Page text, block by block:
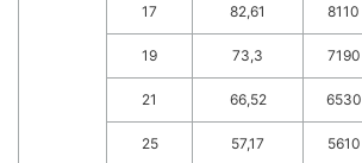
17 82,61 8110
19 73,3 7190
21 66,52 6530
25 57,17 5610